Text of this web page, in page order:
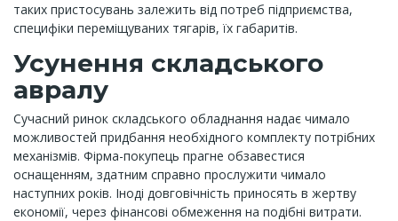
таких пристосувань залежить від потреб підприємства,
специфіки переміщуваних тягарів, їх габаритів.
Усунення складського
авралу
Сучасний ринок складського обладнання надає чимало
можливостей придбання необхідного комплекту потрібних
механізмів. Фірма-покупець прагне обзавестися
оснащенням, здатним справно прослужити чимало
наступних років. Іноді довговічність приносять в жертву
економії, через фінансові обмеження на подібні витрати.